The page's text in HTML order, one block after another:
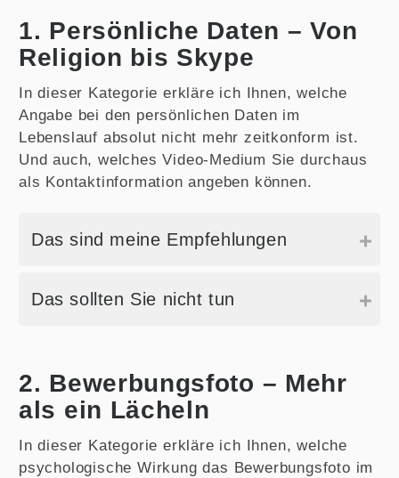
1. Persönliche Daten – Von
Religion bis Skype
In dieser Kategorie erkläre ich Ihnen, welche
Angabe bei den persönlichen Daten im
Lebenslauf absolut nicht mehr zeitkonform ist.
Und auch, welches Video-Medium Sie durchaus
als Kontaktinformation angeben können.
Das sind meine Empfehlungen
Das sollten Sie nicht tun
2. Bewerbungsfoto – Mehr
als ein Lächeln
In dieser Kategorie erkläre ich Ihnen, welche
psychologische Wirkung das Bewerbungsfoto im